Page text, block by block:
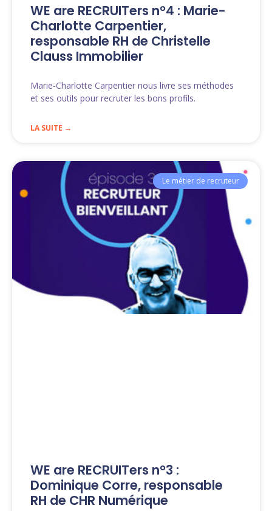
WE are RECRUITers n°4 : Marie-
Charlotte Carpentier,
responsable RH de Christelle
Clauss Immobilier
Marie-Charlotte Carpentier nous livre ses méthodes
et ses outils pour recruter les bons profils.
LA SUITE →
Le métier de recruteur
WE are RECRUITers n°3 :
Dominique Corre, responsable
RH de CHR Numérique